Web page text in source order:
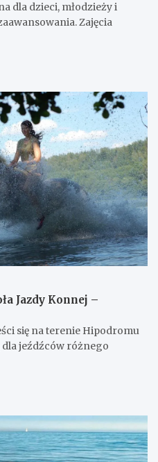
dla dzieci, młodzieży i
Zajęcia
Jazdy Konnej –
się na terenie Hipodromu
dla jeźdźców różnego